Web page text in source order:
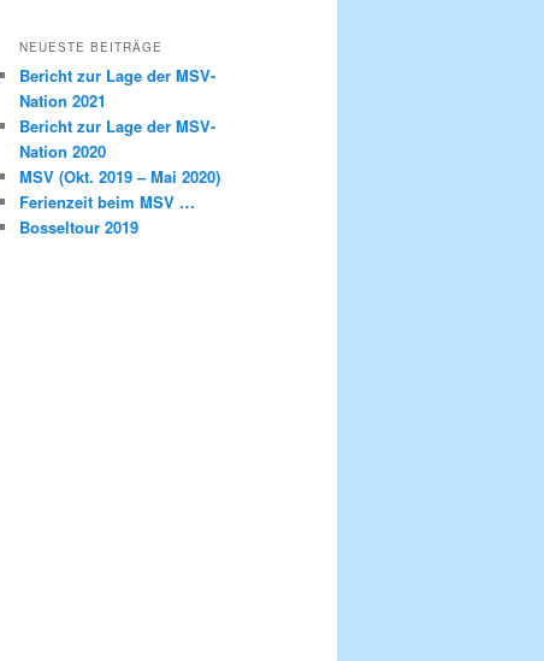
NEUESTE BEITRÄGE
Bericht zur Lage der MSV-
Nation 2021
Bericht zur Lage der MSV-
Nation 2020
MSV (Okt. 2019 – Mai 2020)
Ferienzeit beim MSV …
Bosseltour 2019